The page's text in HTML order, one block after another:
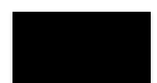
Votre vidéo pourrait